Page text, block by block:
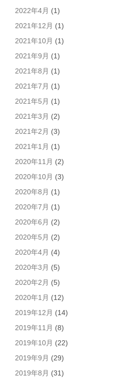
2022年4月 (1)
2021年12月 (1)
2021年10月 (1)
2021年9月 (1)
2021年8月 (1)
2021年7月 (1)
2021年5月 (1)
2021年3月 (2)
2021年2月 (3)
2021年1月 (1)
2020年11月 (2)
2020年10月 (3)
2020年8月 (1)
2020年7月 (1)
2020年6月 (2)
2020年5月 (2)
2020年4月 (4)
2020年3月 (5)
2020年2月 (5)
2020年1月 (12)
2019年12月 (14)
2019年11月 (8)
2019年10月 (22)
2019年9月 (29)
2019年8月 (31)